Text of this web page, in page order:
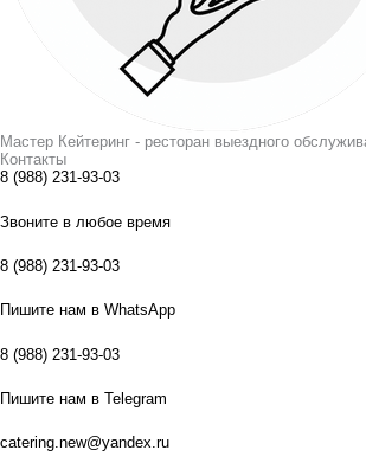
Мастер Кейтеринг - ресторан выездного
Контакты
8 (988) 231-93-03
Звоните в любое время
8 (988) 231-93-03
Пишите нам в WhatsApp
8 (988) 231-93-03
Пишите нам в Telegram
catering.new@yandex.ru